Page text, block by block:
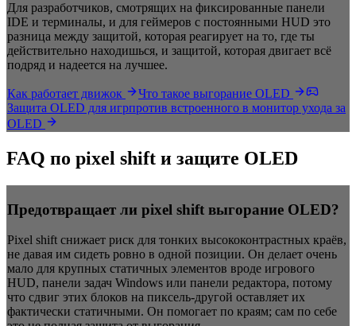
Для разработчиков, смотрящих на фиксированные панели
IDE и терминалы, и для геймеров с постоянными HUD это
разница между защитой, которая реагирует на то, где ты
действительно находишься, и защитой, которая двигает всё
подряд и надеется на лучшее.
Как работает движок
Что такое выгорание OLED
Защита OLED для игрпротив встроенного в монитор ухода за
OLED
FAQ по pixel shift и защите OLED
Предотвращает ли pixel shift выгорание OLED?
Pixel shift снижает риск для тонких высококонтрастных краёв,
не давая им сидеть ровно в одной позиции. Он делает очень
мало для крупных статичных элементов вроде игрового
HUD, панели задач Windows или панели редактора, потому
что сдвиг этих блоков на пиксель-другой оставляет их
фактически статичными. Он помогает по краям; сам по себе